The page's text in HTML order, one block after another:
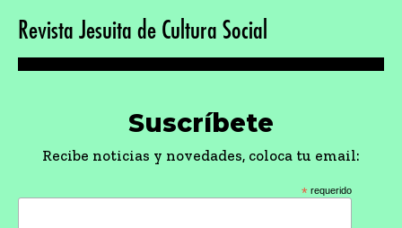
Revista Jesuita de Cultura Social
Suscríbete
Recibe noticias y novedades, coloca tu email:
* requerido